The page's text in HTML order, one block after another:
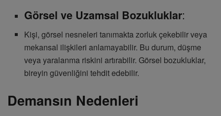
Görsel ve Uzamsal Bozukluklar:
Kişi, görsel nesneleri tanımakta zorluk çekebilir veya
mekansal ilişkileri anlamayabilir. Bu durum, düşme
veya yaralanma riskini artırabilir. Görsel bozukluklar,
bireyin güvenliğini tehdit edebilir.
Demansın Nedenleri